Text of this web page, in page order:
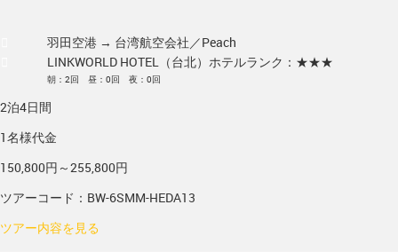
羽田空港 → 台湾航空会社／Peach
LINKWORLD HOTEL（台北） ホテルランク：★★★
朝：2回 昼：0回 夜：0回
2泊4日間
1名様代金
150,800円～255,800円
ツアーコード：BW-6SMM-HEDA13
ツアー内容を見る